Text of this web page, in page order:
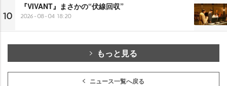
10
『VIVANT』まさかの“伏線回収”
2026-08-04 18:20
もっと見る
ニュース一覧へ戻る